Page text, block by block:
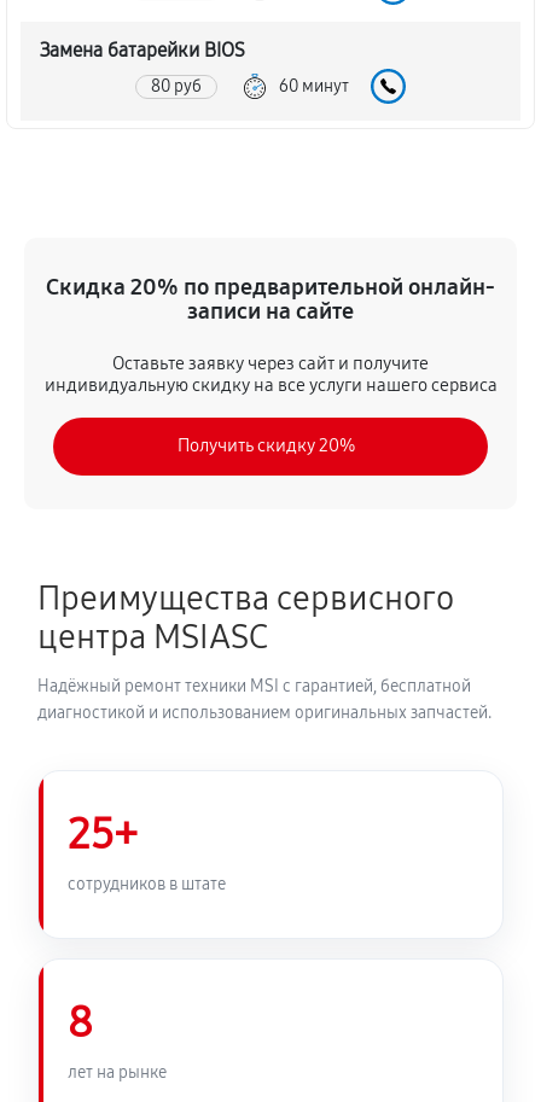
Замена батарейки BIOS
80 руб 60 минут
Скидка 20% по предварительной онлайн-
записи на сайте
Оставьте заявку через сайт и получите
индивидуальную скидку на все услуги нашего сервиса
Получить скидку 20%
Преимущества сервисного
центра MSIASC
Надёжный ремонт техники MSI с гарантией, бесплатной
диагностикой и использованием оригинальных запчастей.
25+
сотрудников в штате
8
лет на рынке